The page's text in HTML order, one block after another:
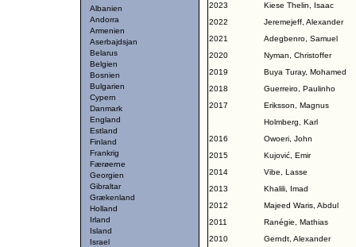
Albanien
Andorra
Armenien
Aserbajdsjan
Belarus
Belgien
Bosnien
Bulgarien
Cypern
Danmark
England
Estland
Finland
Frankrig
Færøerne
Georgien
Gibraltar
Grækenland
Holland
Irland
Island
Israel
2023
Kiese Thelin, Isaac
2022
Jeremejeff, Alexander
2021
Adegbenro, Samuel
2020
Nyman, Christoffer
2019
Buya Turay, Mohamed
2018
Guerreiro, Paulinho
2017
Eriksson, Magnus
Holmberg, Karl
2016
Owoeri, John
2015
Kujović, Emir
2014
Vibe, Lasse
2013
Khalili, Imad
2012
Majeed Waris, Abdul
2011
Ranégie, Mathias
2010
Gerndt, Alexander